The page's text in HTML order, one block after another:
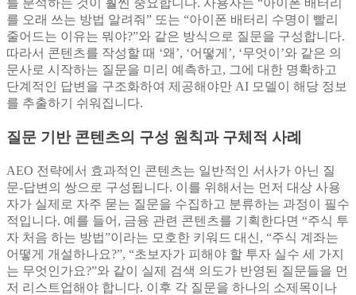
를 분석하는 것이 훨씬 중요합니다. 사용자는 “아이폰 배터리
를 오래 쓰는 방법 알려줘” 또는 “아이폰 배터리 수명이 빨리
줄어드는 이유는 뭐야?”와 같은 방식으로 질문을 구성합니다.
따라서 콘텐츠를 작성할 때 ‘왜’, ‘어떻게’, ‘무엇이’와 같은 의
문사로 시작하는 질문을 미리 예측하고, 그에 대한 명확하고
단계적인 답변을 구조화하여 제공해야만 AI 모델이 해당 정보
를 추출하기 쉬워집니다.
질문 기반 콘텐츠의 구성 원칙과 구체적 사례
AEO 전략에서 효과적인 콘텐츠는 일반적인 서사가 아닌 질
문-답변의 쌍으로 구성됩니다. 이를 위해서는 먼저 대상 사용
자가 실제로 자주 묻는 질문을 수집하고 분류하는 과정이 필수
적입니다. 예를 들어, 금융 관련 콘텐츠를 기획한다면 “주식 투
자 처음 하는 방법”이라는 모호한 키워드 대신, “주식 계좌는
어떻게 개설하나요?”, “초보자가 피해야 할 투자 실수 세 가지
는 무엇인가요?”와 같이 실제 검색 의도가 반영된 질문들을 먼
저 리스트업해야 합니다. 이후 각 질문을 하나의 소제목이나